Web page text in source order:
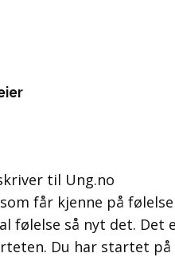
til Ung.no
får kjenne på
følelse så nyt det.
Du har startet